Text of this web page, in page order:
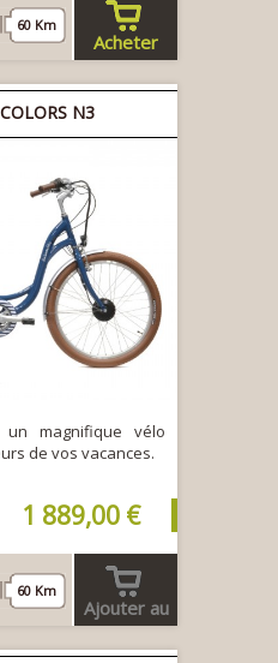
60 Km
Acheter
N3
un magnifique vélo
de vos vacances.
1 889,00 €
60 Km
Ajouter au
panier